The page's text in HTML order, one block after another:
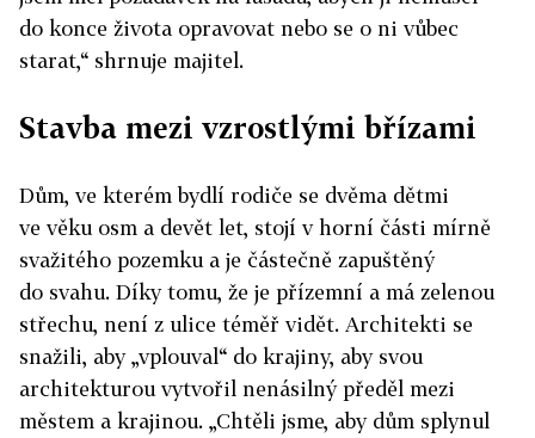
do konce života opravovat nebo se o ni vůbec
starat,“ shrnuje majitel.
Stavba mezi vzrostlými břízami
Dům, ve kterém bydlí rodiče se dvěma dětmi
ve věku osm a devět let, stojí v horní části mírně
svažitého pozemku a je částečně zapuštěný
do svahu. Díky tomu, že je přízemní a má zelenou
střechu, není z ulice téměř vidět. Architekti se
snažili, aby „vplouval“ do krajiny, aby svou
architekturou vytvořil nenásilný předěl mezi
městem a krajinou. „Chtěli jsme, aby dům splynul